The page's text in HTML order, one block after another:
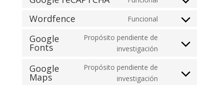
wpml
Consent
recaptcha
Wordfence Funcional
Consent
service
Google
Fonts
Propósito pendiente de
investigación
Consent
service
Google
Maps
Propósito pendiente de
investigación
Consent